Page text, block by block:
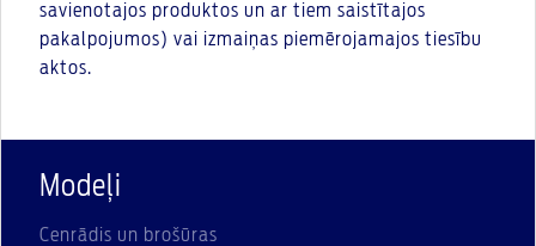
savienotajos produktos un ar tiem saistītajos
pakalpojumos) vai izmaiņas piemērojamajos tiesību
aktos.
Modeļi
Cenrādis un brošūras